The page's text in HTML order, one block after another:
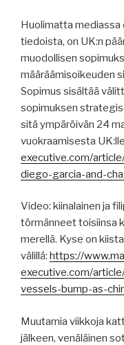
Huolimatta
tiedoista, on UK:n
muodollisen
määräämisoikeuden
Sopimus sisältää
sopimuksen
sitä ympäröivän 24
vuokraamisesta
executive.com/
diego-garcia-and-
Video: kiinalainen ja
törmänneet toisiinsa
merellä. Kyse on
välillä: https://
executive.com/
vessels-bump-as-
Muutamia viikkoja
jälkeen, venäläinen